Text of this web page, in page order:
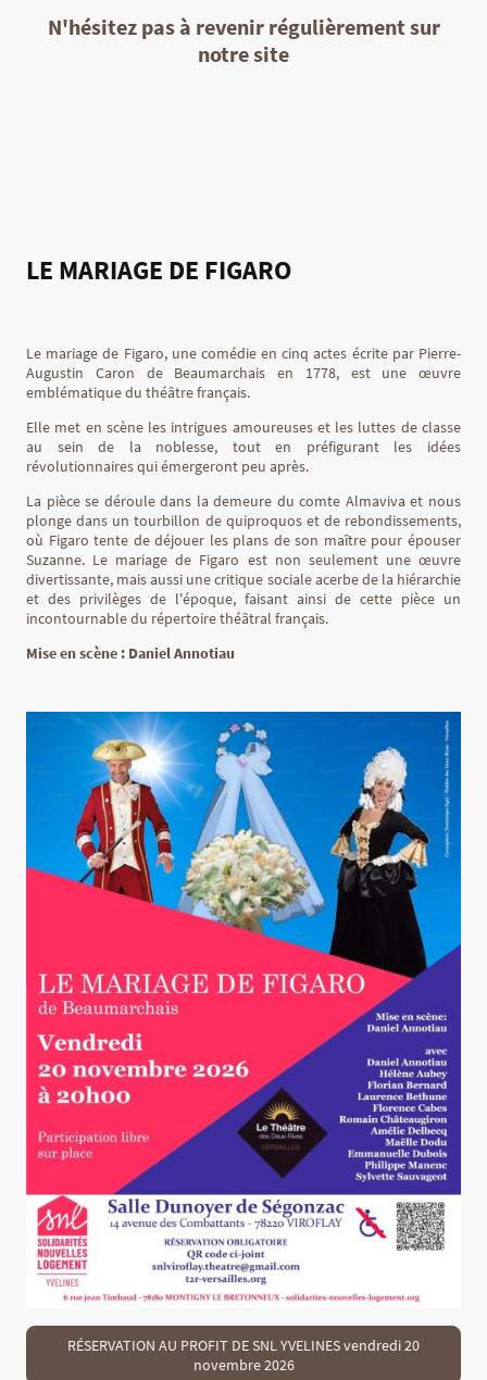
N'hésitez pas à revenir régulièrement sur
notre site
LE MARIAGE DE FIGARO
Le mariage de Figaro, une comédie en cinq actes écrite par Pierre-
Augustin Caron de Beaumarchais en 1778, est une œuvre
emblématique du théâtre français.
Elle met en scène les intrigues amoureuses et les luttes de classe
au sein de la noblesse, tout en préfigurant les idées
révolutionnaires qui émergeront peu après.
La pièce se déroule dans la demeure du comte Almaviva et nous
plonge dans un tourbillon de quiproquos et de rebondissements,
où Figaro tente de déjouer les plans de son maître pour épouser
Suzanne. Le mariage de Figaro est non seulement une œuvre
divertissante, mais aussi une critique sociale acerbe de la hiérarchie
et des privilèges de l'époque, faisant ainsi de cette pièce un
incontournable du répertoire théâtral français.
Mise en scène : Daniel Annotiau
RÉSERVATION AU PROFIT DE SNL YVELINES vendredi 20
novembre 2026